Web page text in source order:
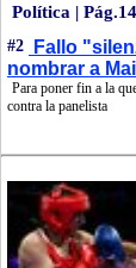
Política | Pág.14
#2
Fallo
nombrar a
Para poner fin a la
contra la panelista